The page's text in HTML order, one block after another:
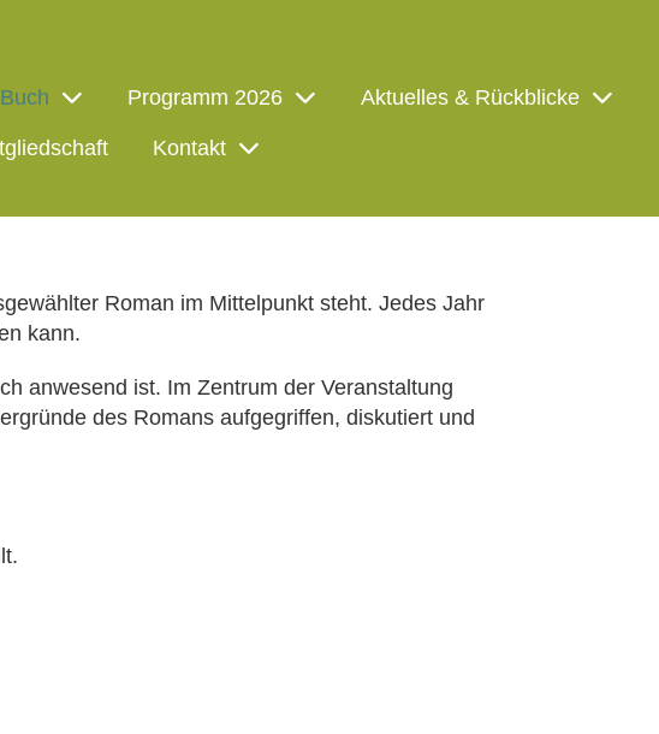
Programm 2026 Aktuelles & Rückblicke
Kontakt
Roman im Mittelpunkt steht. Jedes Jahr
kann.
anwesend ist. Im Zentrum der Veranstaltung
des Romans aufgegriffen, diskutiert und